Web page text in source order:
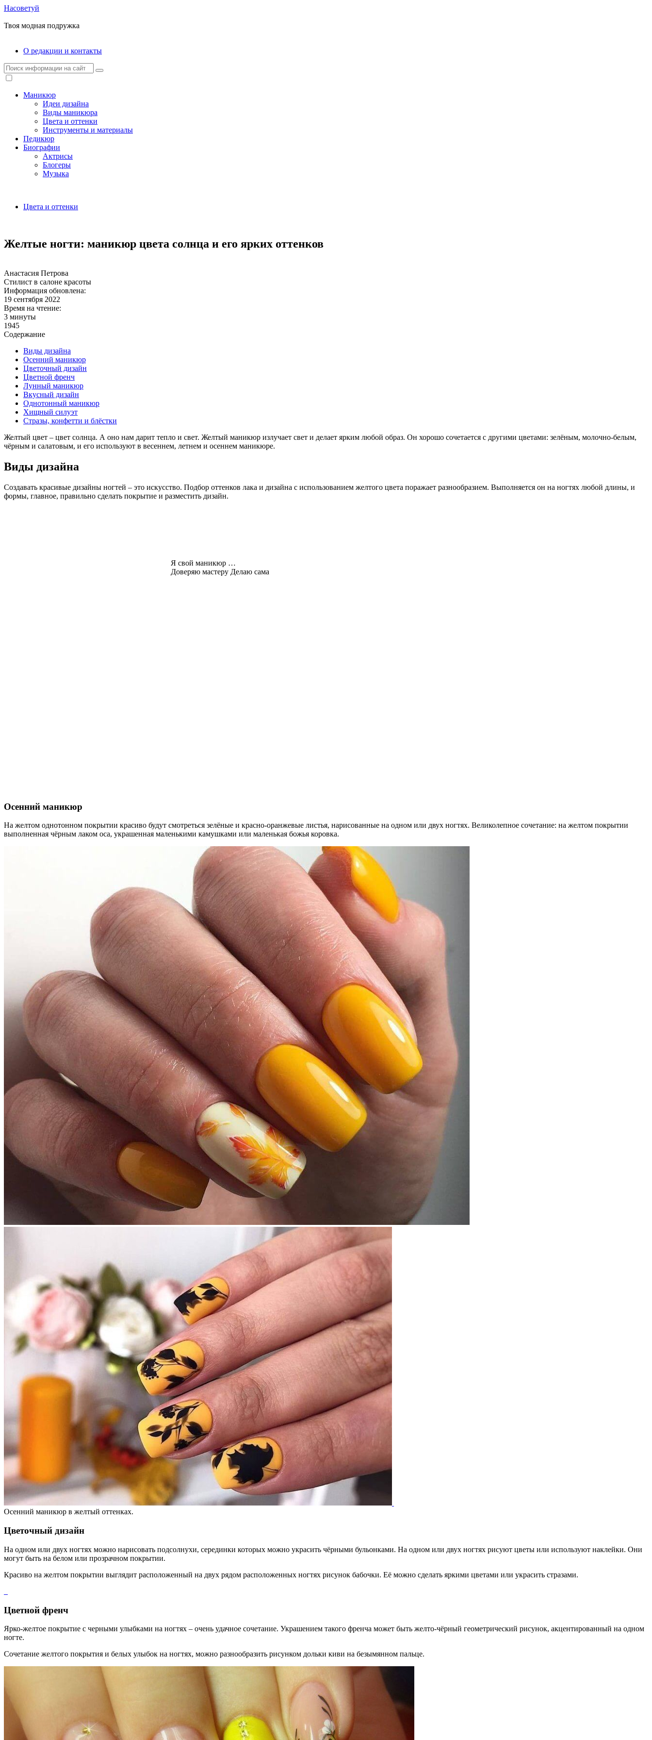
Насоветуй
Твоя модная подружка
О редакции и контакты
Маникюр
Идеи дизайна
Виды маникюра
Цвета и оттенки
Инструменты и материалы
Педикюр
Биографии
Актрисы
Блогеры
Музыка
Цвета и оттенки
Желтые ногти: маникюр цвета солнца и его ярких оттенков
Анастасия Петрова
Стилист в салоне красоты
Информация обновлена:
19 сентября 2022
Время на чтение:
3 минуты
1945
Содержание
Виды дизайна
Осенний маникюр
Цветочный дизайн
Цветной френч
Лунный маникюр
Вкусный дизайн
Однотонный маникюр
Хищный силуэт
Стразы, конфетти и блёстки
Желтый цвет – цвет солнца. А оно нам дарит тепло и свет. Желтый маникюр излучает свет и делает ярким любой образ. Он хорошо сочетается с другими цветами: зелёным, молочно-белым,
чёрным и салатовым, и его используют в весеннем, летнем и осеннем маникюре.
Виды дизайна
Создавать красивые дизайны ногтей – это искусство. Подбор оттенков лака и дизайна с использованием желтого цвета поражает разнообразием. Выполняется он на ногтях любой длины, и
формы, главное, правильно сделать покрытие и разместить дизайн.
Я свой маникюр …
Доверяю мастеру Делаю сама
Осенний маникюр
На желтом однотонном покрытии красиво будут смотреться зелёные и красно-оранжевые листья, нарисованные на одном или двух ногтях. Великолепное сочетание: на желтом покрытии
выполненная чёрным лаком оса, украшенная маленькими камушками или маленькая божья коровка.
Осенний маникюр в желтый оттенках.
Цветочный дизайн
На одном или двух ногтях можно нарисовать подсолнухи, серединки которых можно украсить чёрными бульонками. На одном или двух ногтях рисуют цветы или используют наклейки. Они
могут быть на белом или прозрачном покрытии.
Красиво на желтом покрытии выглядит расположенный на двух рядом расположенных ногтях рисунок бабочки. Её можно сделать яркими цветами или украсить стразами.
Цветной френч
Ярко-желтое покрытие с черными улыбками на ногтях – очень удачное сочетание. Украшением такого френча может быть желто-чёрный геометрический рисунок, акцентированный на одном
ногте.
Сочетание желтого покрытия и белых улыбок на ногтях, можно разнообразить рисунком дольки киви на безымянном пальце.